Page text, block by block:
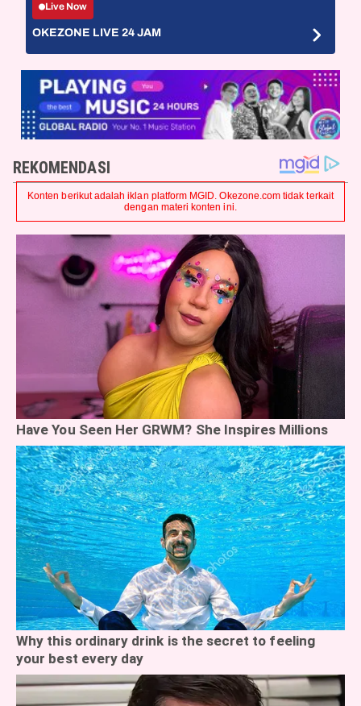
Live Now
OKEZONE LIVE 24 JAM